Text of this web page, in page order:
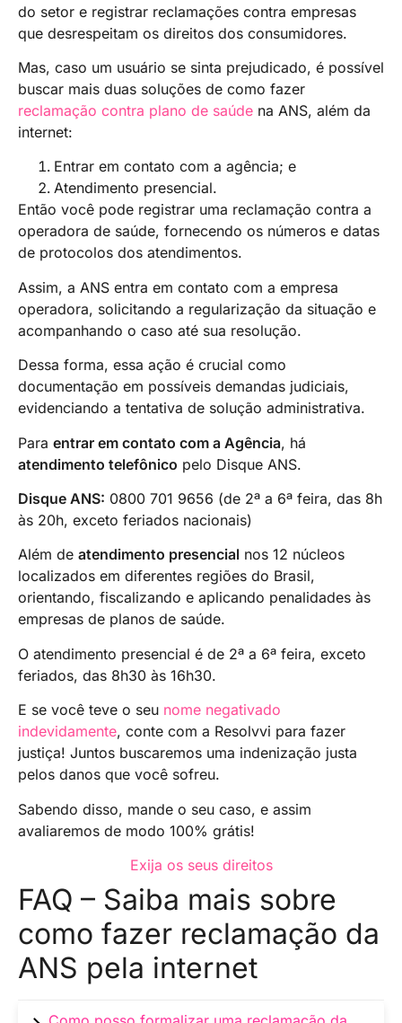
do setor e registrar reclamações contra empresas
que desrespeitam os direitos dos consumidores.
Mas, caso um usuário se sinta prejudicado, é possível
buscar mais duas soluções de como fazer
reclamação contra plano de saúde na ANS, além da
internet:
Entrar em contato com a agência; e
Atendimento presencial.
Então você pode registrar uma reclamação contra a
operadora de saúde, fornecendo os números e datas
de protocolos dos atendimentos.
Assim, a ANS entra em contato com a empresa
operadora, solicitando a regularização da situação e
acompanhando o caso até sua resolução.
Dessa forma, essa ação é crucial como
documentação em possíveis demandas judiciais,
evidenciando a tentativa de solução administrativa.
Para entrar em contato com a Agência, há
atendimento telefônico pelo Disque ANS.
Disque ANS: 0800 701 9656 (de 2ª a 6ª feira, das 8h
às 20h, exceto feriados nacionais)
Além de atendimento presencial nos 12 núcleos
localizados em diferentes regiões do Brasil,
orientando, fiscalizando e aplicando penalidades às
empresas de planos de saúde.
O atendimento presencial é de 2ª a 6ª feira, exceto
feriados, das 8h30 às 16h30.
E se você teve o seu nome negativado
indevidamente, conte com a Resolvvi para fazer
justiça! Juntos buscaremos uma indenização justa
pelos danos que você sofreu.
Sabendo disso, mande o seu caso, e assim
avaliaremos de modo 100% grátis!
Exija os seus direitos
FAQ – Saiba mais sobre
como fazer reclamação da
ANS pela internet